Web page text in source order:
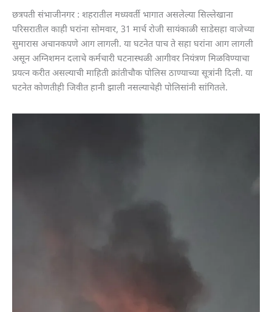
छत्रपती संभाजीनगर : शहरातील मध्यवर्ती भागात असलेल्या सिल्लेखाना
परिसरातील काही घरांना सोमवार, 31 मार्च रोजी सायंकाळी साडेसहा वाजेच्या
सुमारास अचानकपणे आग लागली. या घटनेत पाच ते सहा घरांना आग लागली
असून अग्निशमन दलाचे कर्मचारी घटनास्थळी आगीवर नियंत्रण मिळविण्याचा
प्रयत्न करीत असल्याची माहिती क्रांतीचौक पोलिस ठाण्याच्या सूत्रांनी दिली. या
घटनेत कोणतीही जिवीत हानी झाली नसल्याचेही पोलिसांनी सांगितले.